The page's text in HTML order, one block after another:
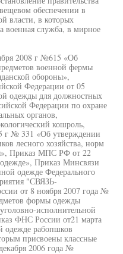
обеспечении в
власти, в которых
военная служба, в мирное
2008 г №615 «Об
военной фермы
обороны»,
Федерации от 05
одежды для должностных
Федерации по охране
органов,
кошроль,
г № 331 «Об утверждении
лесного хозяйства, норм
Приказ МПС РФ от 22
Приказ Минсвязи
одежде Федерального
"СВЯЗЬ-
от 8 ноября 2007 года №
формы одежды
исполнительной
ФНС России от21 марта
рабопшков
присвоены классные
2006 года №